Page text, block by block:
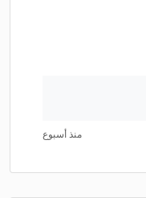
منذ أسبوع